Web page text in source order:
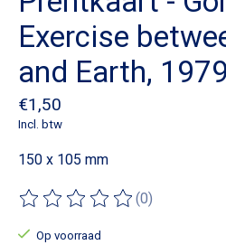
Exercise
and Earth,
€1,50
Incl. btw
150 x 105 mm
De beoordeling van dit product is
(0)
Op voorraad